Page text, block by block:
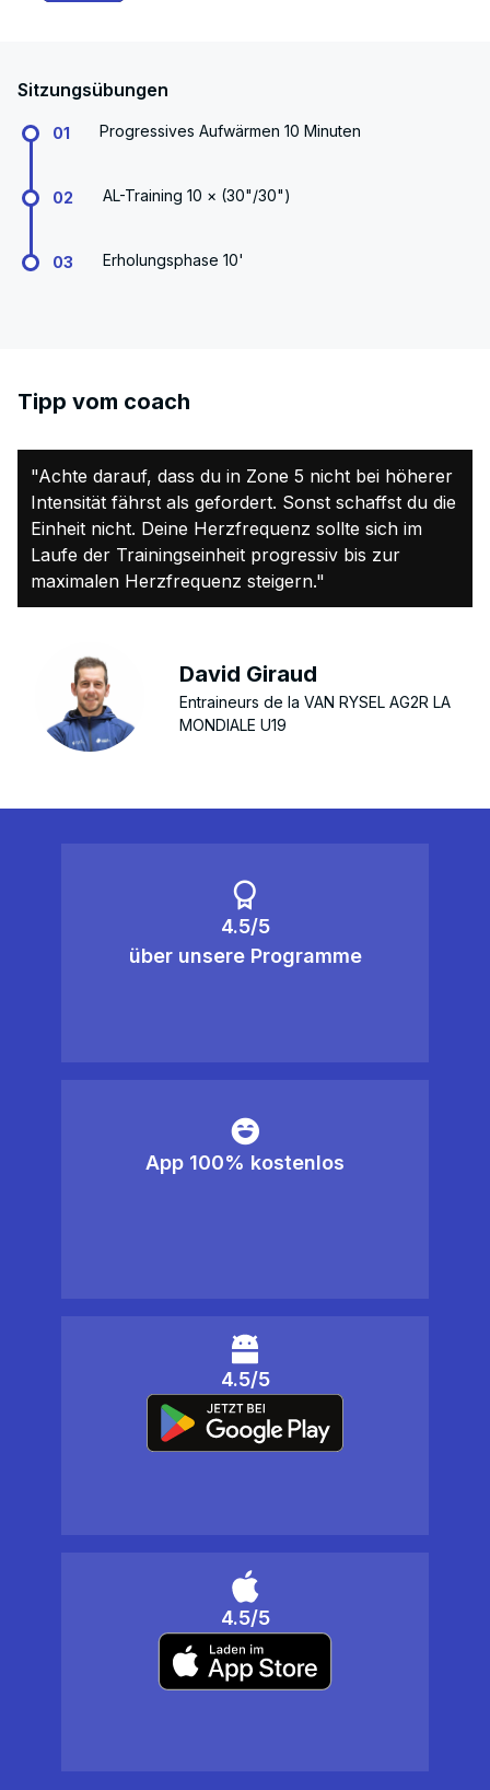
Sitzungsübungen
01 Progressives Aufwärmen 10 Minuten
02 AL-Training 10 × (30"/30")
03 Erholungsphase 10'
Tipp vom coach
"Achte darauf, dass du in Zone 5 nicht bei höherer
Intensität fährst als gefordert. Sonst schaffst du die
Einheit nicht. Deine Herzfrequenz sollte sich im
Laufe der Trainingseinheit progressiv bis zur
maximalen Herzfrequenz steigern."
David Giraud
Entraineurs de la VAN RYSEL AG2R LA
MONDIALE U19
4.5/5
über unsere Programme
App 100% kostenlos
4.5/5
4.5/5